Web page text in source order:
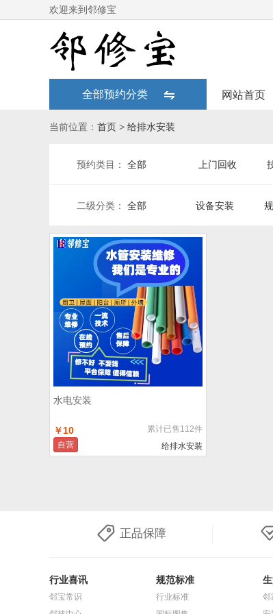
欢迎来到邻修宝
全部预约分类 网站首页
当前位置： 首页 > 给排水安装
预约类目： 全部 上门回收
二级分类： 全部 设备安装
水电安装
￥10
累计已售112件
自营
给排水安装
正品保障
行业喜讯
邻宝常识
规范标准
行业标准
邻